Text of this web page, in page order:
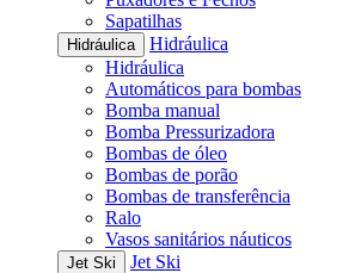
Sapatilhas
Hidráulica
Hidráulica
Hidráulica
Automáticos para bombas
Bomba manual
Bomba Pressurizadora
Bombas de óleo
Bombas de porão
Bombas de transferência
Ralo
Vasos sanitários náuticos
Jet Ski
Jet Ski